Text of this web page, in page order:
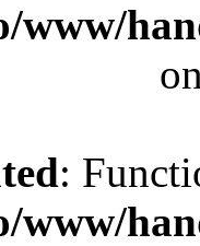
www/
:
www/